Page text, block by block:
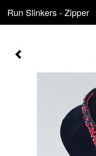
Run Slinkers - Zipper